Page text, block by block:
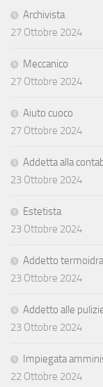
Archivista
27 Ottobre 2024
Meccanico
27 Ottobre 2024
Aiuto cuoco
27 Ottobre 2024
Addetta alla
23 Ottobre 2024
Estetista
23 Ottobre 2024
Addetto
23 Ottobre 2024
Addetto alle
23 Ottobre 2024
Impiegata
22 Ottobre 2024